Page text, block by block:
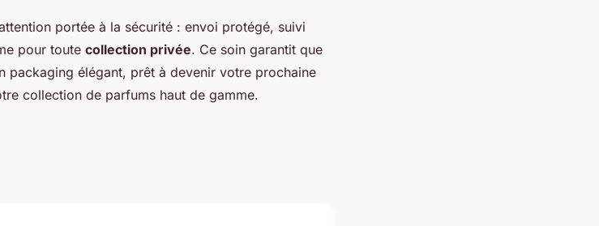
portée à la sécurité : envoi protégé, suivi
pour toute collection privée. Ce soin garantit que
packaging élégant, prêt à devenir votre prochaine
collection de parfums haut de gamme.